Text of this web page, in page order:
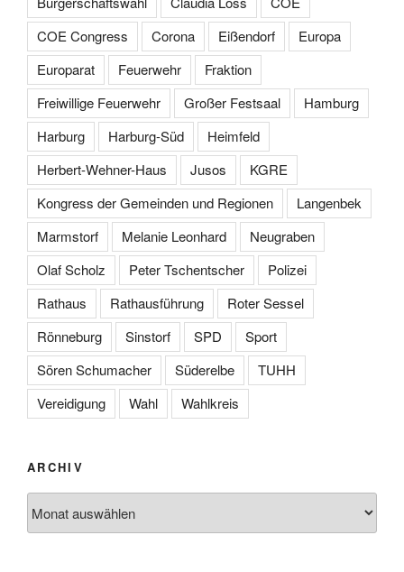
COE Congress
Corona Eißendorf
Europa
Europarat
Feuerwehr
Fraktion
Freiwillige Feuerwehr
Großer Festsaal
Hamburg
Harburg
Harburg-Süd
Heimfeld
Herbert-Wehner-Haus
Jusos
KGRE
Kongress der Gemeinden und Regionen
Langenbek
Marmstorf
Melanie Leonhard
Neugraben
Olaf Scholz
Peter Tschentscher
Polizei
Rathaus
Rathausführung
Roter Sessel
Rönneburg
Sinstorf SPD
Sport
Sören Schumacher
Süderelbe
TUHH
Vereidigung
Wahl Wahlkreis
ARCHIV